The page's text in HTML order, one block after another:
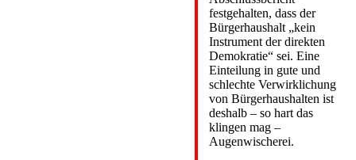
festgehalten, dass der
Bürgerhaushalt „kein
Instrument der direkten
Demokratie“ sei. Eine
Einteilung in gute und
schlechte Verwirklichung
von Bürgerhaushalten ist
deshalb – so hart das
klingen mag –
Augenwischerei.